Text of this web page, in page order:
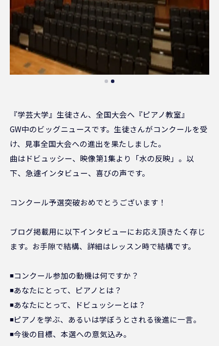
『学芸大学』生徒さん、全国大会へ『ピアノ教室』
GW中のビッグニュースです。生徒さんがコンクールを受
け、見事全国大会への進出を果たしました。
曲はドビュッシー、映像第1集より「水の反映」。以
下、急遽インタビュー、喜びの声です。
コンクール予選突破おめでとうございます！
ブログ掲載用に以下インタビューにお応え頂きたく存じ
ます。お手隙で結構、詳細はレッスン時で結構です。
◾️コンクール参加の動機は何ですか？
◾️あなたにとって、ピアノとは？
◾️あなたにとって、ドビュッシーとは？
◾️ピアノを学ぶ、あるいは学ぼうとされる後進に一言。
◾️今後の目標、本選への意気込み。